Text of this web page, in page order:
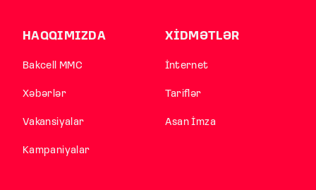
HAQQIMIZDA
Bakcell MMC
Xəbərlər
Vakansiyalar
Kampaniyalar
XİDMƏTLƏR
İnternet
Tariflər
Asan İmza